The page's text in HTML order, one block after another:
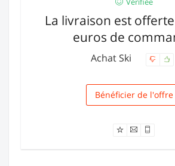
La livraison est
euros de
Achat Ski
Livraison
Bénéficier de l'offre